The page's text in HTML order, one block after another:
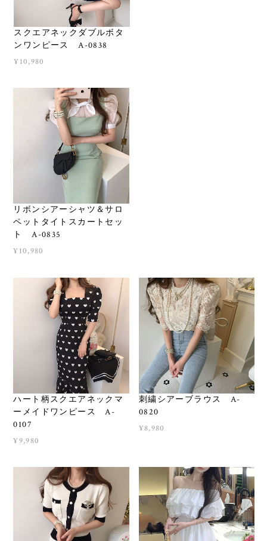
スクエアネックダブルボタ
ンワンピース A-0838
¥10,980
リボンシアーシャツ＆サロ
ペットタイトスカートセッ
ト A-0835
¥10,980
ハート柄スクエアネックマ
ーメイドワンピース A-
0107
¥9,980
刺繍シアーブラウス A-
0820
¥8,980